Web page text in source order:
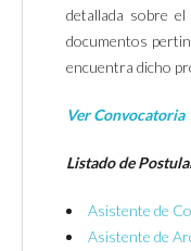
detallada sobre
documentos
encuentra dicho
Ver Convocatoria
Listado de
Asistente de
Asistente de